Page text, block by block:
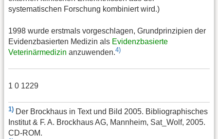
systematischen Forschung kombiniert wird.)
1998 wurde erstmals vorgeschlagen, Grundprinzipien der
Evidenzbasierten Medizin als Evidenzbasierte
Veterinärmedizin anzuwenden.4)
1 0 1229
1) Der Brockhaus in Text und Bild 2005. Bibliographisches
Institut & F. A. Brockhaus AG, Mannheim, Sat_Wolf, 2005.
CD-ROM.